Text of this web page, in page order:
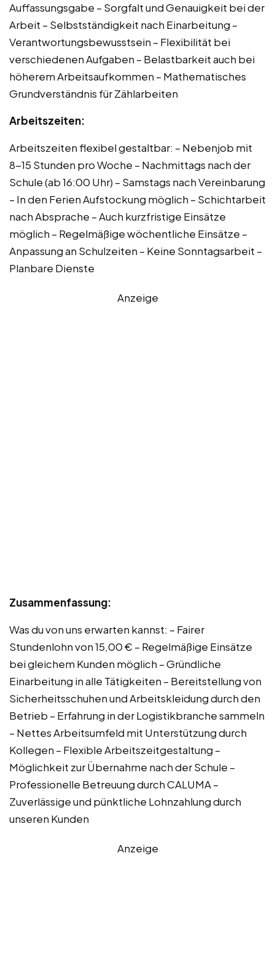
Auffassungsgabe – Sorgfalt und Genauigkeit bei der
Arbeit – Selbstständigkeit nach Einarbeitung –
Verantwortungsbewusstsein – Flexibilität bei
verschiedenen Aufgaben – Belastbarkeit auch bei
höherem Arbeitsaufkommen – Mathematisches
Grundverständnis für Zählarbeiten
Arbeitszeiten:
Arbeitszeiten flexibel gestaltbar: – Nebenjob mit
8-15 Stunden pro Woche – Nachmittags nach der
Schule (ab 16:00 Uhr) – Samstags nach Vereinbarung
– In den Ferien Aufstockung möglich – Schichtarbeit
nach Absprache – Auch kurzfristige Einsätze
möglich – Regelmäßige wöchentliche Einsätze –
Anpassung an Schulzeiten – Keine Sonntagsarbeit –
Planbare Dienste
Anzeige
Zusammenfassung:
Was du von uns erwarten kannst: – Fairer
Stundenlohn von 15,00 € – Regelmäßige Einsätze
bei gleichem Kunden möglich – Gründliche
Einarbeitung in alle Tätigkeiten – Bereitstellung von
Sicherheitsschuhen und Arbeitskleidung durch den
Betrieb – Erfahrung in der Logistikbranche sammeln
– Nettes Arbeitsumfeld mit Unterstützung durch
Kollegen – Flexible Arbeitszeitgestaltung –
Möglichkeit zur Übernahme nach der Schule –
Professionelle Betreuung durch CALUMA –
Zuverlässige und pünktliche Lohnzahlung durch
unseren Kunden
Anzeige